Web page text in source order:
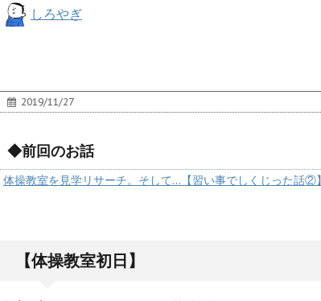
しろやぎ
2019/11/27
◆前回のお話
体操教室を見学リサーチ。そして…【習い事でしくじった話②】
【体操教室初日】